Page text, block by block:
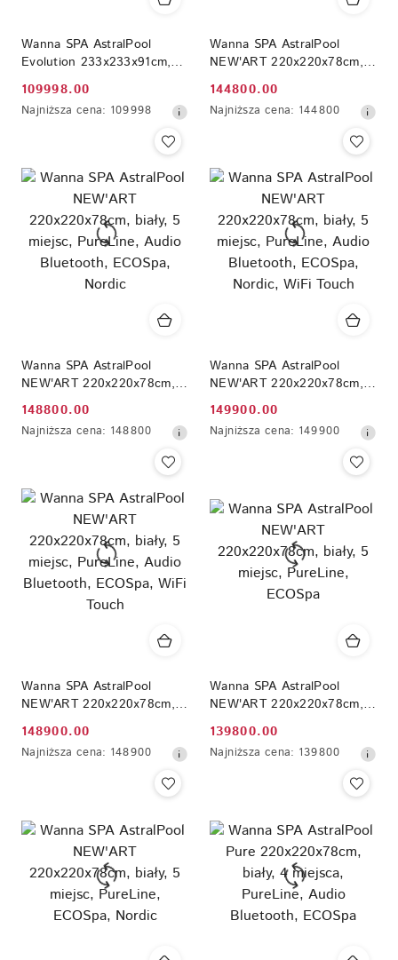
Wanna SPA AstralPool
Evolution 233x233x91cm,
biały, 5 miejsc, obudowa
Thunder, LumiPlus, Audio
Bluetooth, ECOSpa, WiFi
Cena
promocyjna:
109998.00
Najniższa
dni
Najniższa cena: 109998
Wanna SPA AstralPool
NEW'ART 220x220x78cm,
biały, 5 miejsc, PureLine,
Audio Bluetooth, ECOSpa
Cena
promocyjna:
144800.00
Najniższa
dni
Najniższa cena: 144800
Wanna SPA AstralPool
NEW'ART 220x220x78cm,
biały, 5 miejsc, PureLine,
Audio Bluetooth, ECOSpa,
Nordic
Cena
promocyjna:
148800.00
Najniższa
dni
Najniższa cena: 148800
Wanna SPA AstralPool
NEW'ART 220x220x78cm,
biały, 5 miejsc, PureLine,
Audio Bluetooth, ECOSpa,
Nordic, WiFi Touch
Cena
promocyjna:
149900.00
Najniższa
przed
Najniższa cena: 149900
Wanna SPA AstralPool
NEW'ART 220x220x78cm,
biały, 5 miejsc, PureLine,
Audio Bluetooth, ECOSpa,
WiFi Touch
Cena
promocyjna:
148900.00
Najniższa
przed
Najniższa cena: 148900
Wanna SPA AstralPool
NEW'ART 220x220x78cm,
biały, 5 miejsc, PureLine,
ECOSpa
Cena
promocyjna:
139800.00
Najniższa
przed
obniżką
Najniższa cena: 139800